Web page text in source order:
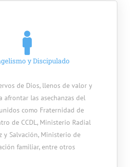
y Discipulado
de Dios, llenos de valor y
afrontar las asechanzas del
como Fraternidad de
de CCDL, Ministerio Radial
y Salvación, Ministerio de
familiar, entre otros